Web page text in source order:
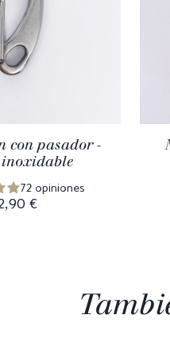
con pasador -
inoxidable
72 opiniones
€